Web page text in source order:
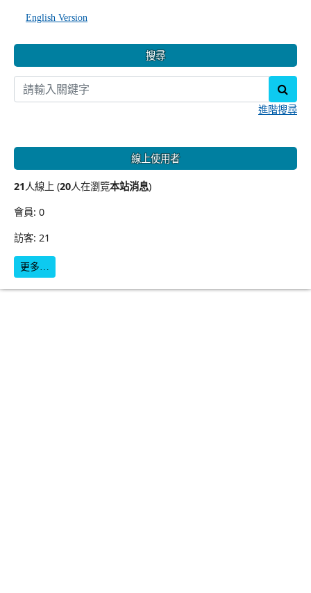
English Version
搜尋
進階搜尋
線上使用者
21人線上 (20人在瀏覽本站消息)
會員: 0
訪客: 21
更多…